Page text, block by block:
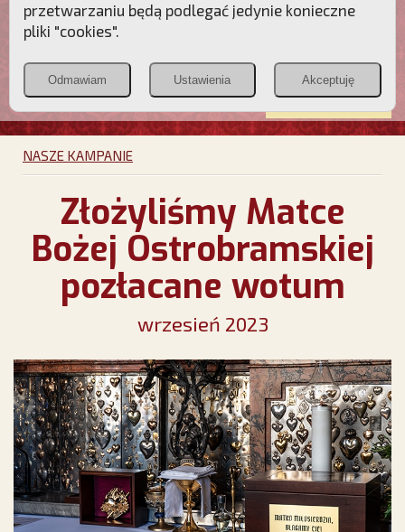
Polonia
Christiana
PCh24.pl
Przymierze
POZNAJ APOSTOLAT FATIMY WESPRZYJ
NAS
NASZE KAMPANIE
Złożyliśmy Matce
Bożej Ostrobramskiej
pozłacane wotum
wrzesień 2023
przetwarzaniu będą podlegać jedynie konieczne
pliki "cookies".
Odmawiam Ustawienia Akceptuję